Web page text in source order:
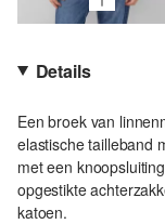
Details
Een broek van
elastische tailleband
met een
opgestikte
katoen.